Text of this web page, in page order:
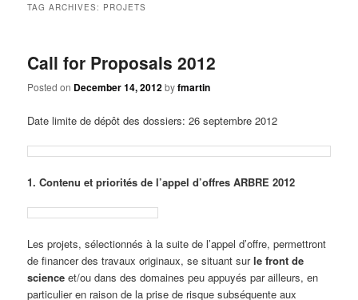
TAG ARCHIVES: PROJETS
Call for Proposals 2012
Posted on December 14, 2012byfmartin
Date limite de dépôt des dossiers: 26 septembre 2012
1. Contenu et priorités de l’appel d’offres ARBRE 2012
Les projets, sélectionnés à la suite de l’appel d’offre, permettront
de financer des travaux originaux, se situant surle front de
science et/ou dans des domaines peu appuyés par ailleurs, en
particulier en raison de la prise de risque subséquente aux